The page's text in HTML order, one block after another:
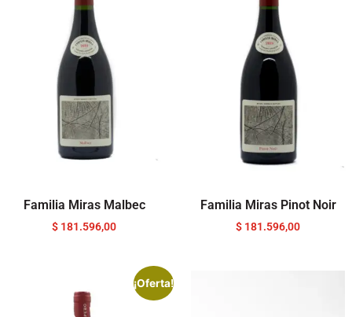
Familia Miras Malbec
$ 181.596,00
Familia Miras Pinot Noir
$ 181.596,00
¡Oferta!